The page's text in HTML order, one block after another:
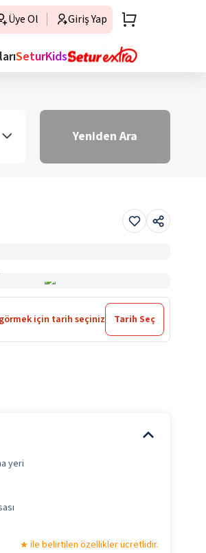
Üye Ol Giriş Yap
SeturKids
Yeniden Ara
için tarih seçiniz Tarih Seç
yeri
ile belirtilen özellikler ücretlidir.